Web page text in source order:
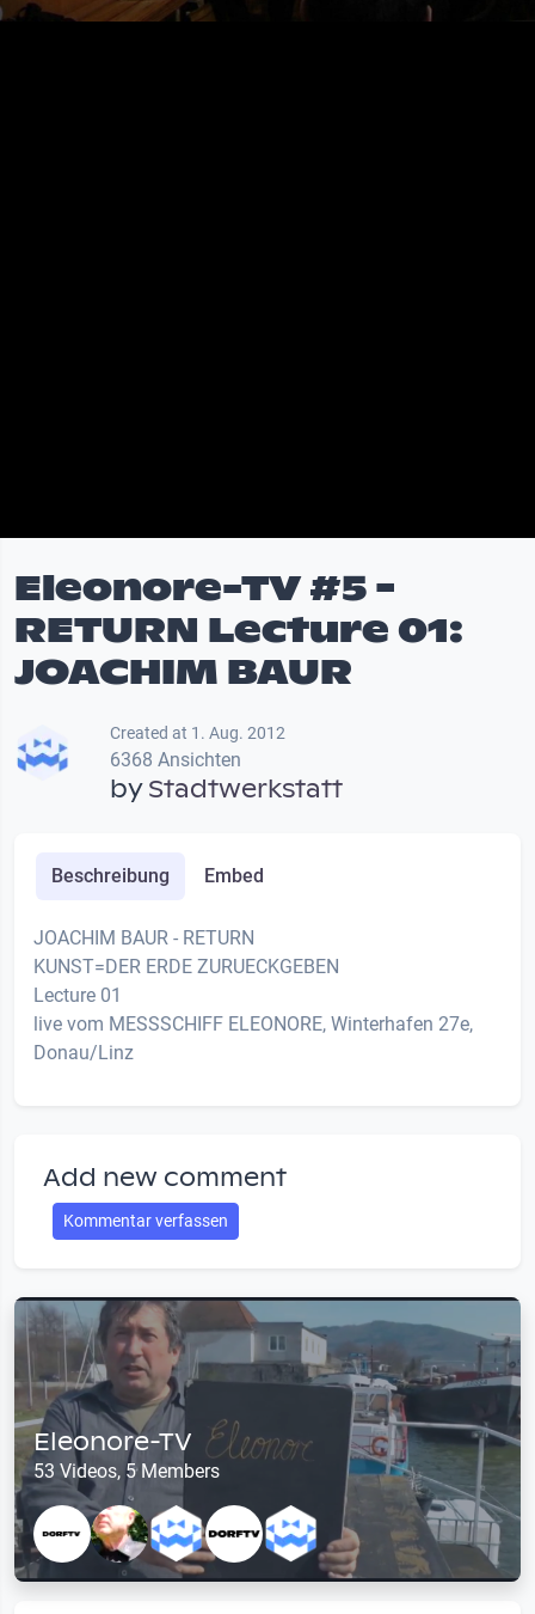
Eleonore-TV #5 -
RETURN Lecture 01:
JOACHIM BAUR
Created at 1. Aug. 2012
6368 Ansichten
byStadtwerkstatt
Beschreibung Embed
JOACHIM BAUR - RETURN
KUNST=DER ERDE ZURUECKGEBEN
Lecture 01
live vom MESSSCHIFF ELEONORE, Winterhafen 27e,
Donau/Linz
Add new comment
Kommentar verfassen
Eleonore-TV
53 Videos, 5 Members